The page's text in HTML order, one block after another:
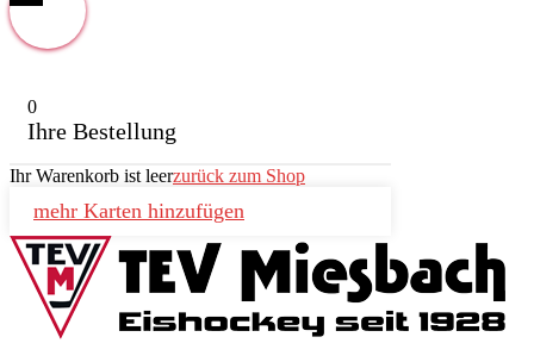
0
Ihre Bestellung
Ihr Warenkorb ist leerzurück zum Shop
mehr Karten hinzufügen